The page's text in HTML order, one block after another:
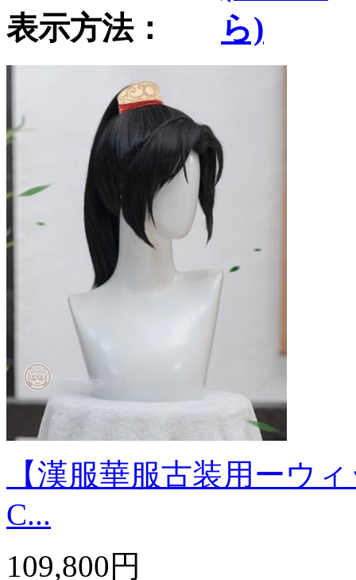
表示方法：
【漢服華服古装用ーウ
C...
109,800円